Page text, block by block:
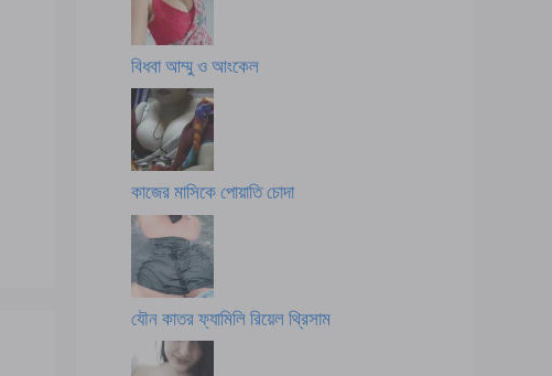
বিধবা আম্মু ও আংকেল
কাজের মাসিকে পোয়াতি চোদা
যৌন কাতর ফ্যামিলি রিয়েল থ্রিসাম